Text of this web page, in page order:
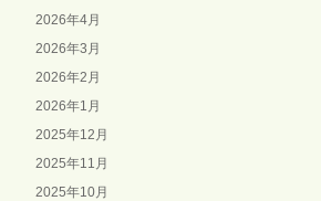
2026年4月
2026年3月
2026年2月
2026年1月
2025年12月
2025年11月
2025年10月